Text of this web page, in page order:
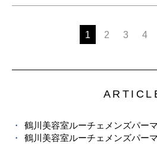
1 2 3 4
鶴川美容室ルーチェメンズパー
鶴川美容室ルーチェメンズパー